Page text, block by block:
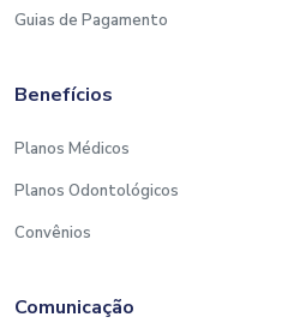
Guias de Pagamento
Benefícios
Planos Médicos
Planos Odontológicos
Convênios
Comunicação